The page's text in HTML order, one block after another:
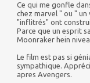
Ce qui me gonfle
chez marvel " ou "
"inflitrés" ont
Parce que un esprit
Moonraker hein
Le film est pas si
sympathique.
apres Avengers.